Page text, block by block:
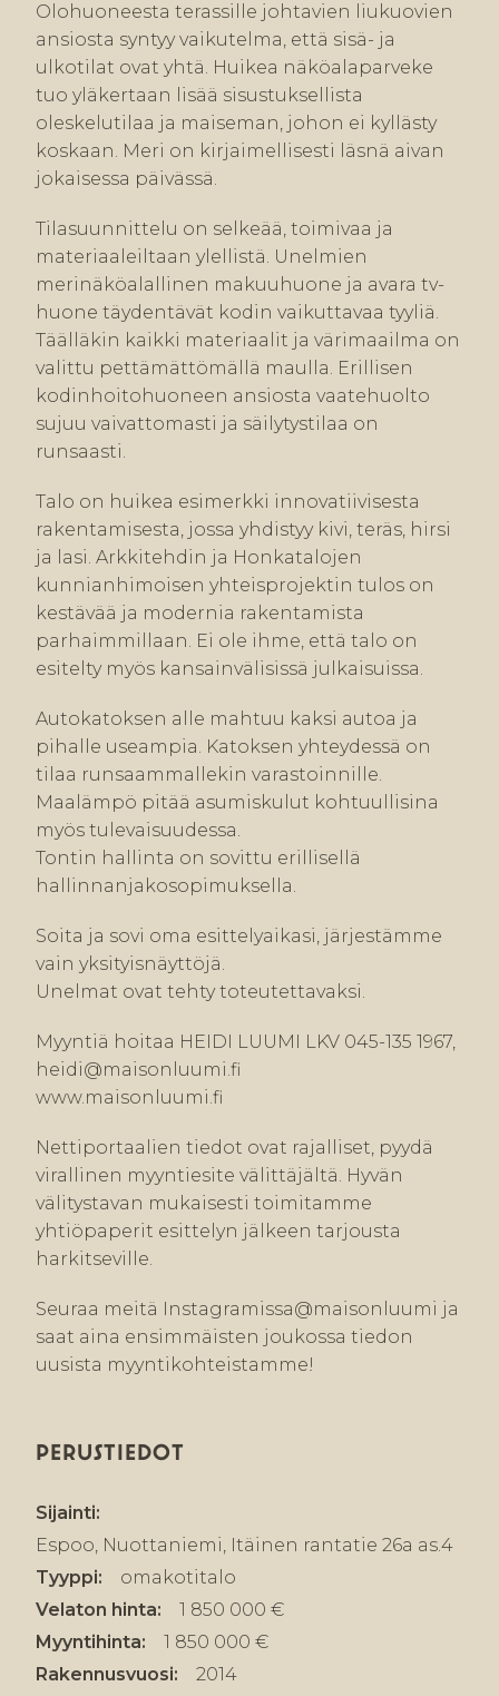
Olohuoneesta terassille johtavien liukuovien
ansiosta syntyy vaikutelma, että sisä- ja
ulkotilat ovat yhtä. Huikea näköalaparveke
tuo yläkertaan lisää sisustuksellista
oleskelutilaa ja maiseman, johon ei kyllästy
koskaan. Meri on kirjaimellisesti läsnä aivan
jokaisessa päivässä.
Tilasuunnittelu on selkeää, toimivaa ja
materiaaleiltaan ylellistä. Unelmien
merinäköalallinen makuuhuone ja avara tv-
huone täydentävät kodin vaikuttavaa tyyliä.
Täälläkin kaikki materiaalit ja värimaailma on
valittu pettämättömällä maulla. Erillisen
kodinhoitohuoneen ansiosta vaatehuolto
sujuu vaivattomasti ja säilytystilaa on
runsaasti.
Talo on huikea esimerkki innovatiivisesta
rakentamisesta, jossa yhdistyy kivi, teräs, hirsi
ja lasi. Arkkitehdin ja Honkatalojen
kunnianhimoisen yhteisprojektin tulos on
kestävää ja modernia rakentamista
parhaimmillaan. Ei ole ihme, että talo on
esitelty myös kansainvälisissä julkaisuissa.
Autokatoksen alle mahtuu kaksi autoa ja
pihalle useampia. Katoksen yhteydessä on
tilaa runsaammallekin varastoinnille.
Maalämpö pitää asumiskulut kohtuullisina
myös tulevaisuudessa.
Tontin hallinta on sovittu erillisellä
hallinnanjakosopimuksella.
Soita ja sovi oma esittelyaikasi, järjestämme
vain yksityisnäyttöjä.
Unelmat ovat tehty toteutettavaksi.
Myyntiä hoitaa HEIDI LUUMI LKV 045-135 1967,
heidi@maisonluumi.fi
www.maisonluumi.fi
Nettiportaalien tiedot ovat rajalliset, pyydä
virallinen myyntiesite välittäjältä. Hyvän
välitystavan mukaisesti toimitamme
yhtiöpaperit esittelyn jälkeen tarjousta
harkitseville.
Seuraa meitä Instagramissa@maisonluumi ja
saat aina ensimmäisten joukossa tiedon
uusista myyntikohteistamme!
PERUSTIEDOT
Sijainti:
Espoo, Nuottaniemi, Itäinen rantatie 26a as.4
Tyyppi:
omakotitalo
Velaton hinta:
1 850 000 €
Myyntihinta:
1 850 000 €
Rakennusvuosi:
2014